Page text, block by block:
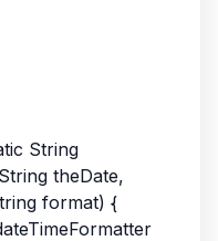
String
theDate,
format) {